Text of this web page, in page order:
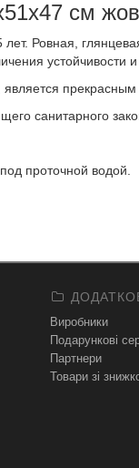
см
Ровная,
устойчивости и
санитарного
проточной водой.
Виробники
Подарункові
Партнери
Товари зі